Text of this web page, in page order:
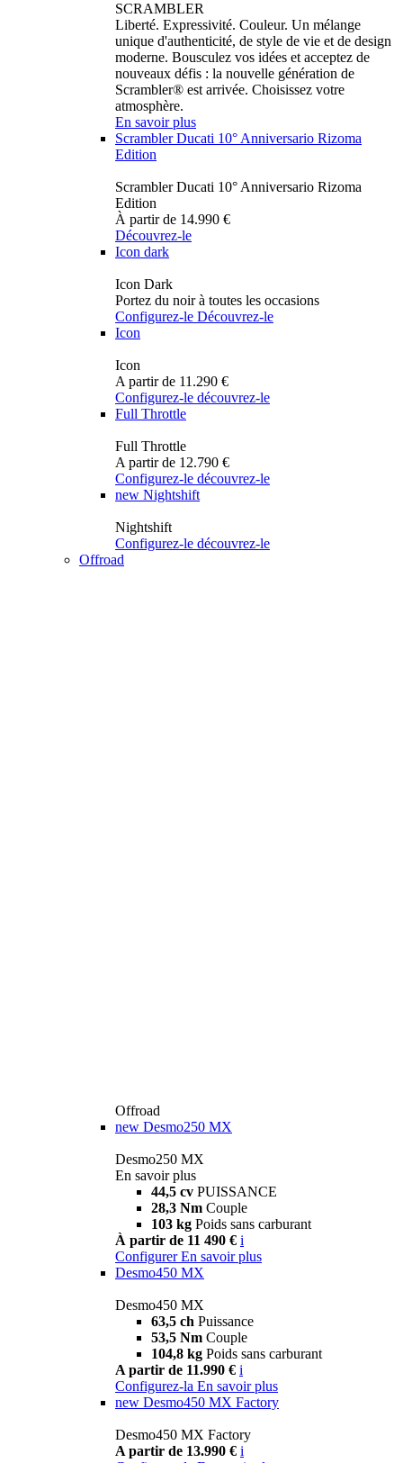
SCRAMBLER
Liberté. Expressivité. Couleur. Un mélange
unique d'authenticité, de style de vie et de design
moderne. Bousculez vos idées et acceptez de
nouveaux défis : la nouvelle génération de
Scrambler® est arrivée. Choisissez votre
atmosphère.
En savoir plus
Scrambler Ducati 10° Anniversario Rizoma
Edition
Scrambler Ducati 10° Anniversario Rizoma
Edition
À partir de 14.990 €
Découvrez-le
Icon dark
Icon Dark
Portez du noir à toutes les occasions
Configurez-le Découvrez-le
Icon
Icon
A partir de 11.290 €
Configurez-le découvrez-le
Full Throttle
Full Throttle
A partir de 12.790 €
Configurez-le découvrez-le
new Nightshift
Nightshift
Configurez-le découvrez-le
Offroad
Offroad
new Desmo250 MX
Desmo250 MX
En savoir plus
44,5 cv PUISSANCE
28,3 Nm Couple
103 kg Poids sans carburant
À partir de 11 490 € i
Configurer En savoir plus
Desmo450 MX
Desmo450 MX
63,5 ch Puissance
53,5 Nm Couple
104,8 kg Poids sans carburant
A partir de 11.990 € i
Configurez-la En savoir plus
new Desmo450 MX Factory
Desmo450 MX Factory
A partir de 13.990 € i